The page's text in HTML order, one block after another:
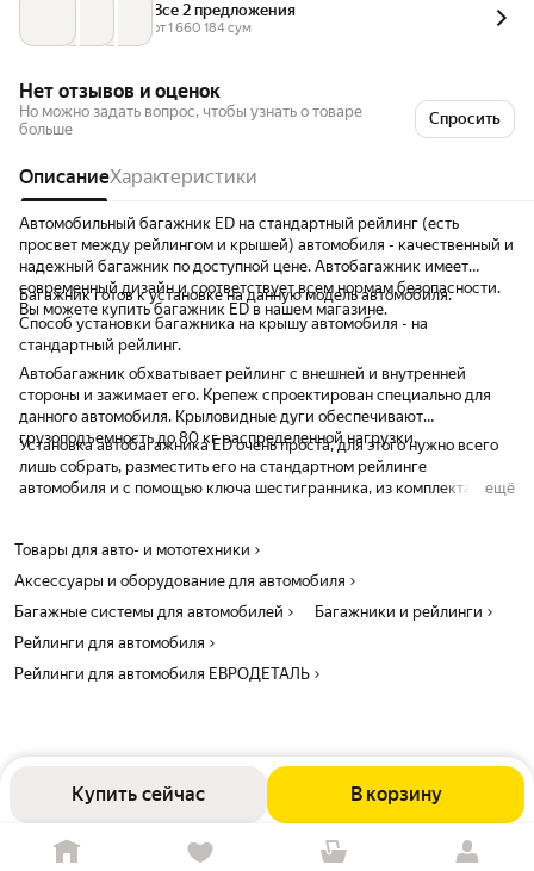
Купить сейчас В корзину
Все 2 предложения
от 1 660 184 сум
Нет отзывов и оценок
Но можно задать вопрос, чтобы узнать о товаре
больше
Спросить
ОписаниеХарактеристики
Автомобильный багажник ED на стандартный рейлинг (есть
просвет между рейлингом и крышей) автомобиля - качественный и
надежный багажник по доступной цене. Автобагажник имеет
современный дизайн и соответствует всем нормам безопасности.
Вы можете купить багажник ED в нашем магазине.
Багажник готов к установке на данную модель автомобиля.
Способ установки багажника на крышу автомобиля - на
стандартный рейлинг.
Автобагажник обхватывает рейлинг с внешней и внутренней
стороны и зажимает его. Крепеж спроектирован специально для
данного автомобиля. Крыловидные дуги обеспечивают
грузоподъемность до 80 кг распределенной нагрузки.
Установка автобагажника ED очень проста, для этого нужно всего
лишь собрать, разместить его на стандартном рейлинге
автомобиля и с помощью ключа шестигранника, из комплекта,
ещё
Товары для авто- и мототехники
Аксессуары и оборудование для автомобиля
Багажные системы для автомобилей
Багажники и рейлинги
Рейлинги для автомобиля
Рейлинги для автомобиля ЕВРОДЕТАЛЬ